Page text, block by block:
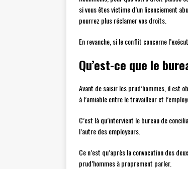
si vous êtes victime d’un licenciement
pourrez plus réclamer vos droits.
En revanche, si le conflit concerne
Qu’est-ce que le
Avant de saisir les prud’hommes, il est
à l’amiable entre le travailleur et
C’est là qu’intervient le bureau de
l’autre des employeurs.
Ce n’est qu’après la convocation des
prud’hommes à proprement parler.